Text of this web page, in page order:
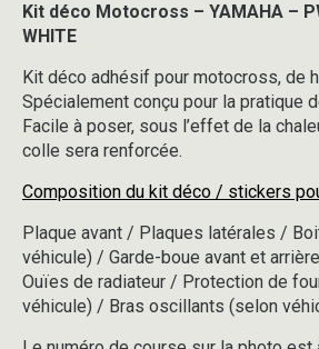
PW
50
2DR7
-
WHITE
Kit déco Motocross – YAMAHA –
WHITE
Kit déco adhésif pour motocross, de
Spécialement conçu pour la pratique
Facile à poser, sous l’effet de la
colle sera renforcée.
Composition du kit déco / stickers
Plaque avant / Plaques latérales /
véhicule) / Garde-boue avant et
Ouïes de radiateur / Protection de
véhicule) / Bras oscillants (selon